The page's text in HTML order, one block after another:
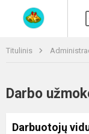
Titulinis
Darbo
Darbuotojų